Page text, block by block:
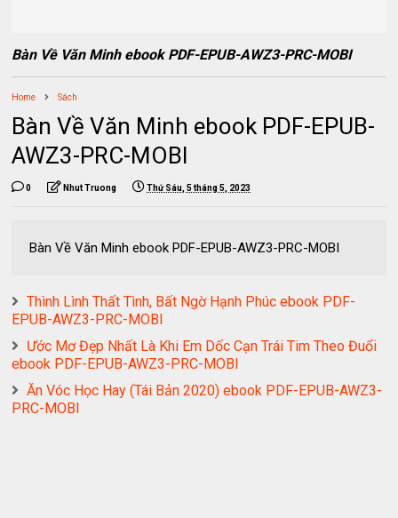
Bàn Về Văn Minh ebook PDF-EPUB-AWZ3-PRC-MOBI
Home Sách
Bàn Về Văn Minh ebook PDF-EPUB-
AWZ3-PRC-MOBI
0 Nhut Truong Thứ Sáu, 5 tháng 5, 2023
Bàn Về Văn Minh ebook PDF-EPUB-AWZ3-PRC-MOBI
Thình Lình Thất Tình, Bất Ngờ Hạnh Phúc ebook PDF-
EPUB-AWZ3-PRC-MOBI
Ước Mơ Đẹp Nhất Là Khi Em Dốc Cạn Trái Tim Theo Đuổi
ebook PDF-EPUB-AWZ3-PRC-MOBI
Ăn Vóc Học Hay (Tái Bản 2020) ebook PDF-EPUB-AWZ3-
PRC-MOBI